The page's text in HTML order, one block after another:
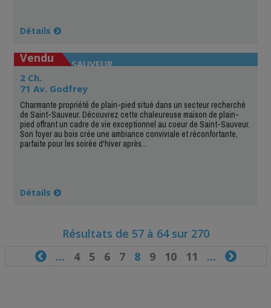
Détails
SAINT-SAUVEUR
Vendu
2 Ch.
71 Av. Godfrey
Charmante propriété de plain-pied situé dans un secteur recherché
de Saint-Sauveur. Découvrez cette chaleureuse maison de plain-
pied offrant un cadre de vie exceptionnel au coeur de Saint-Sauveur.
Son foyer au bois crée une ambiance conviviale et réconfortante,
parfaite pour les soirée d'hiver après...
Détails
Résultats de 57 à 64 sur 270
... 4 5 6 78 9 10 11 ... 